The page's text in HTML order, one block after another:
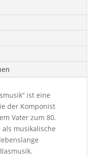
ist eine
der Komponist
Vater zum 80.
musikalische